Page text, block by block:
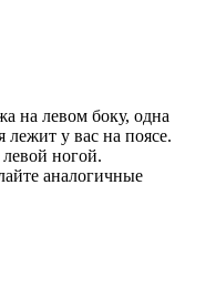
на левом боку, одна
лежит у вас на поясе.
ногой.
аналогичные